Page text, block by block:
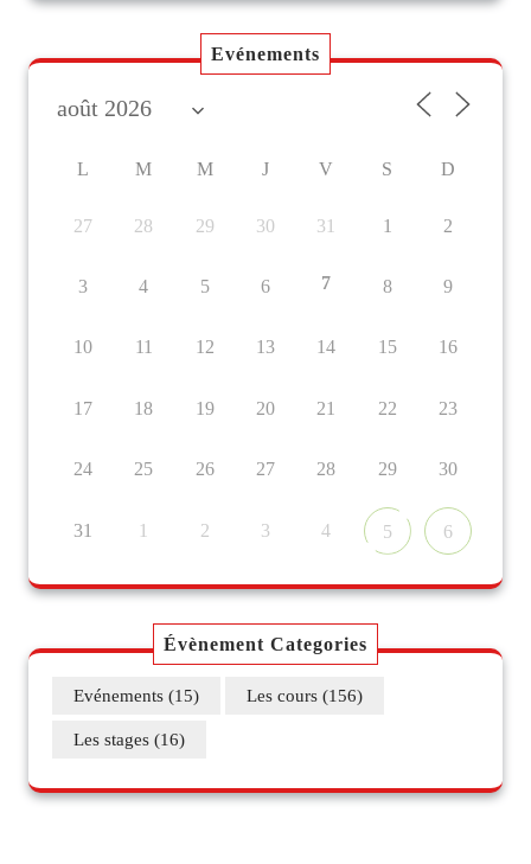
Evénements
L M M J V S D
27 28 29 30 31 1 2
3 4 5 6 7 8 9
10 11 12 13 14 15 16
17 18 19 20 21 22 23
24 25 26 27 28 29 30
31 1 2 3 4 5 6
Évènement Categories
Evénements (15) Les cours (156)
Les stages (16)